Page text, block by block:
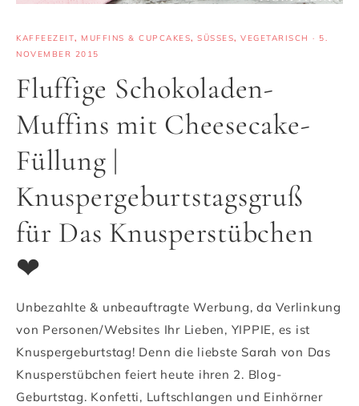
KAFFEEZEIT, MUFFINS & CUPCAKES, SÜSSES , VEGETARISCH · 5.
NOVEMBER 2015
Fluffige Schokoladen-
Muffins mit Cheesecake-
Füllung |
Knuspergeburtstagsgruß
für Das Knusperstübchen
❤
Unbezahlte & unbeauftragte Werbung, da Verlinkung
von Personen/Websites Ihr Lieben, YIPPIE, es ist
Knuspergeburtstag! Denn die liebste Sarah von Das
Knusperstübchen feiert heute ihren 2. Blog-
Geburtstag. Konfetti, Luftschlangen und Einhörner